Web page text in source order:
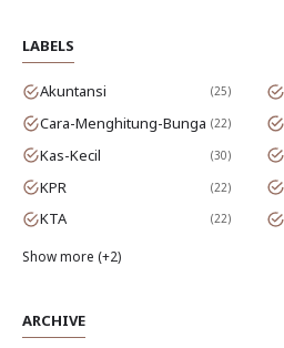
LABELS
Akuntansi 25
Cara-Menghitung-Bunga 22
Kas-Kecil 30
KPR 22
KTA 22
Show more (+2)
ARCHIVE